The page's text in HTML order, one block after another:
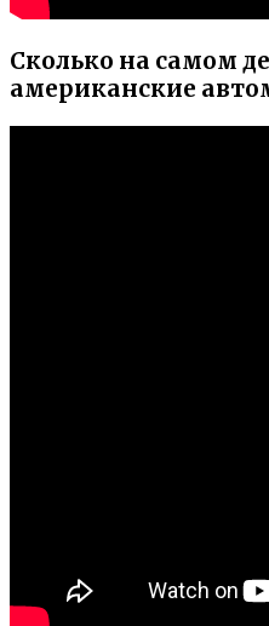
Сколько на самом
американские